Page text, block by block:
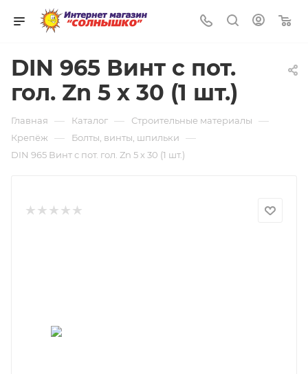
DIN 965 Винт с пот.
гол. Zn 5 х 30 (1 шт.)
Главная — Каталог — Строительные материалы —
Крепёж — Болты, винты, шпильки —
DIN 965 Винт с пот. гол. Zn 5 х 30 (1 шт.)